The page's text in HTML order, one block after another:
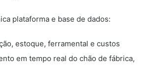
plataforma e base de dados:
estoque, ferramental e custos
em tempo real do chão de fábrica,